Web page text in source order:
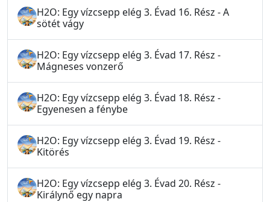
H2O: Egy vízcsepp elég 3. Évad 16. Rész - A
sötét vágy
H2O: Egy vízcsepp elég 3. Évad 17. Rész -
Mágneses vonzerő
H2O: Egy vízcsepp elég 3. Évad 18. Rész -
Egyenesen a fénybe
H2O: Egy vízcsepp elég 3. Évad 19. Rész -
Kitörés
H2O: Egy vízcsepp elég 3. Évad 20. Rész -
Királynő egy napra